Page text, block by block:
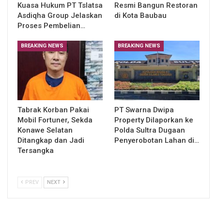
Kuasa Hukum PT Tslatsa
Asdiqha Group Jelaskan
Proses Pembelian…
Resmi Bangun Restoran
di Kota Baubau
BREAKING NEWS
Tabrak Korban Pakai
Mobil Fortuner, Sekda
Konawe Selatan
Ditangkap dan Jadi
Tersangka
BREAKING NEWS
PT Swarna Dwipa
Property Dilaporkan ke
Polda Sultra Dugaan
Penyerobotan Lahan di…
PREV NEXT